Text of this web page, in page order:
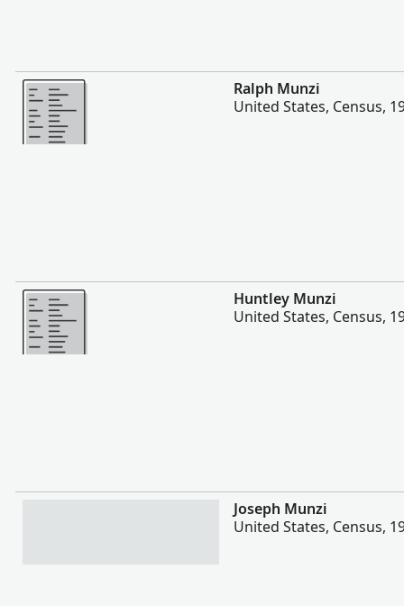
Mer
Ralph Munzi
United States, Census,
Mer
Huntley Munzi
United States, Census,
Joseph Munzi
United States, Census,